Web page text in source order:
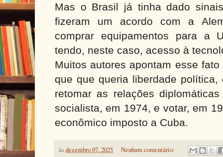
Mas o Brasil já tinha dado
fizeram um acordo com a
comprar equipamentos para a
tendo, neste caso, acesso à
Muitos autores apontam esse
que que queria liberdade política,
retomar as relações
socialista, em 1974, e votar, em
econômico imposto a Cuba.
àsdezembro 07, 2025 Nenhum comentário: